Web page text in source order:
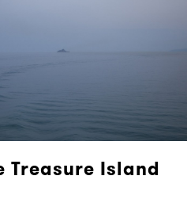
Treasure Island